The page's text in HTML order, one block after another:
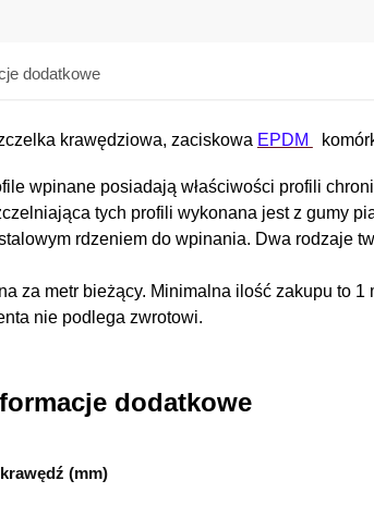
dodatkowe
krawędziowa, zaciskowa EPDM
wpinane posiadają właściwości profili
tych profili wykonana jest z gumy
rdzeniem do wpinania. Dwa rodzaje
za metr bieżący. Minimalna ilość zakupu to
nie podlega zwrotowi.
dodatkowe
(mm)